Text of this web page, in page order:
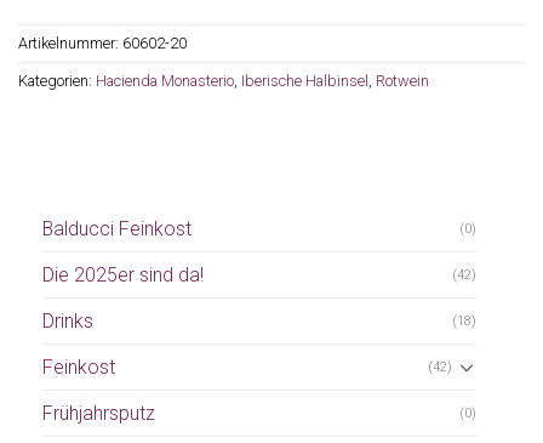
Balducci Feinkost (0)
Die 2025er sind da! (42)
Drinks (18)
Feinkost (42)
Frühjahrsputz (0)
Artikelnummer: 60602-20
Kategorien: Hacienda Monasterio Iberische Halbinsel Rotwein